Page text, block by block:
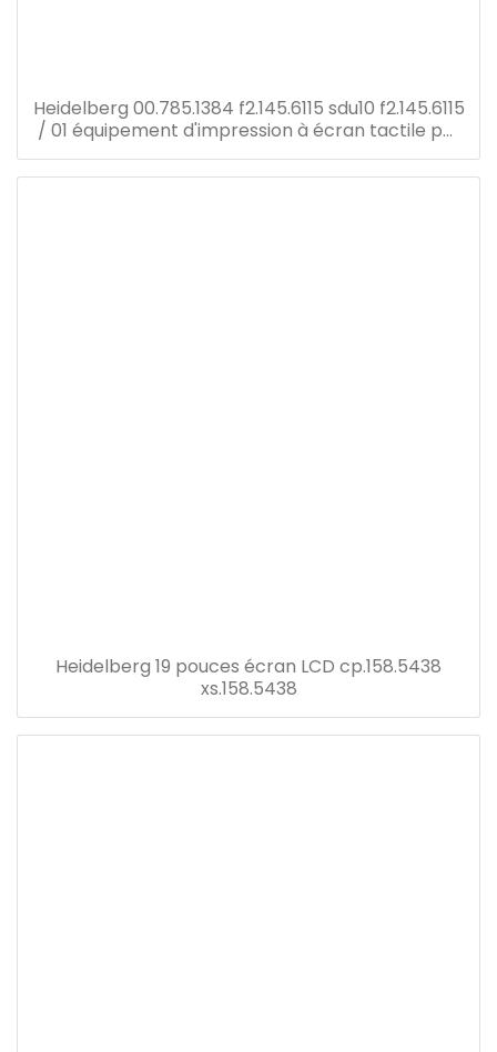
Heidelberg 00.785.1384 f2.145.6115 sdu10 f2.145.6115
/ 01 équipement d'impression à écran tactile pm
Heidelberg 19 pouces écran LCD cp.158.5438
xs.158.5438